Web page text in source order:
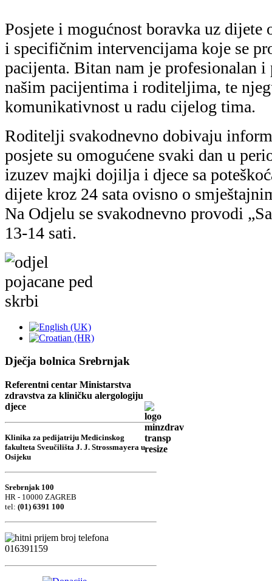
Posjete i mogućnost boravka uz dijete
i specifičnim intervencijama koje se
pacijenta. Bitan nam je profesionalan
našim pacijentima i roditeljima, te
komunikativnost u radu cijelog tima.
Roditelji svakodnevno dobivaju
posjete su omogućene svaki dan u
izuzev majki dojilja i djece sa
dijete kroz 24 sata ovisno o
Na Odjelu se svakodnevno provodi
13-14 sati.
Dječja bolnica Srebrnjak
Referentni centar Ministarstva
zdravstva za kliničku alergologiju
djece
Klinika za pedijatriju Medicinskog
fakulteta Sveučilišta J. J. Strossmayera u
Osijeku
Srebrnjak 100
HR - 10000 ZAGREB
tel: (01) 6391 100